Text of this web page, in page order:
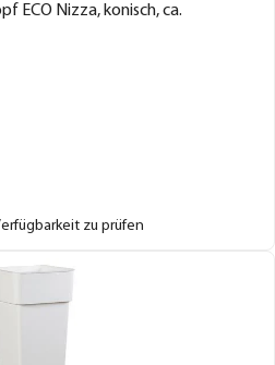
ECO Nizza, konisch, ca.
zu prüfen